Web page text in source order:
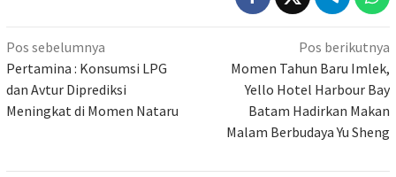
Navigasi
pos
Pos sebelumnya
Pertamina : Konsumsi LPG
dan Avtur Diprediksi
Meningkat di Momen Nataru
Pos berikutnya
Momen Tahun Baru Imlek,
Yello Hotel Harbour Bay
Batam Hadirkan Makan
Malam Berbudaya Yu Sheng